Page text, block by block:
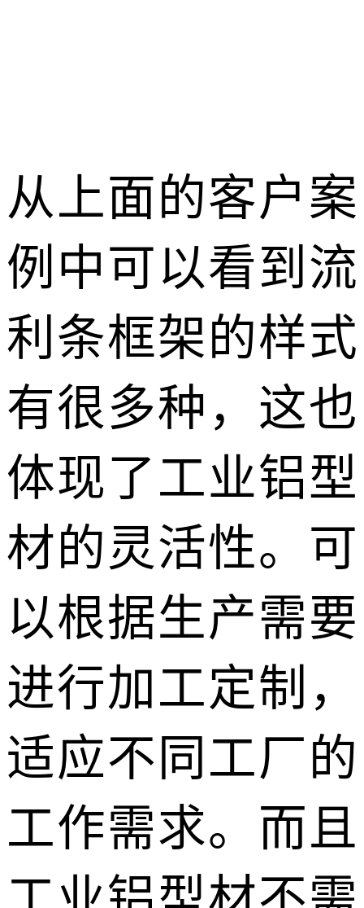
从上面的客户案
例中可以看到流
利条框架的样式
有很多种，这也
体现了工业铝型
材的灵活性。可
以根据生产需要
进行加工定制，
适应不同工厂的
工作需求。而且